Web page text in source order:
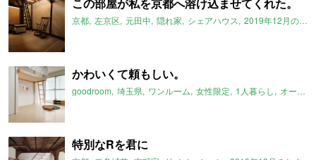
京都 左京区 元田中 隠れ家 シェアハウス 2019年12月のおすすめ
かわいくて頼もしい。
goodroom 埼玉県 ワンルーム 女性限定 1人暮らし オートロック
特別なRを君に